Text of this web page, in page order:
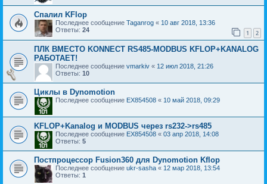
Спалил KFlop
Последнее сообщение Taganrog « 10 авг 2018, 13:36
Ответы: 24 1 2
ПЛК ВМЕСТО KONNECT RS485-MODBUS KFLOP+KANALOG
РАБОТАЕТ!
Последнее сообщение vmarkiv « 12 июл 2018, 21:26
Ответы: 10
Циклы в Dynomotion
Последнее сообщение EX854508 « 10 май 2018, 09:29
KFLOP+Kanalog и MODBUS через rs232->rs485
Последнее сообщение EX854508 « 03 апр 2018, 14:08
Ответы: 5
Постпроцессор Fusion360 для Dynomotion Kflop
Последнее сообщение ukr-sasha « 12 мар 2018, 13:54
Ответы: 1